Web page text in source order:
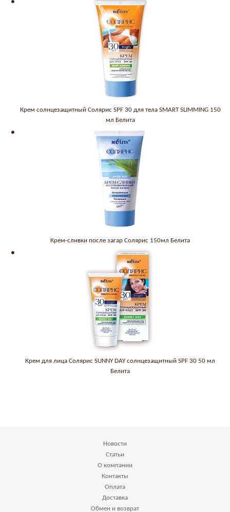
Крем солнцезащитный Солярис SPF 30 для тела SMART SLIMMING 150
мл Белита
Крем-сливки после загар Солярис 150мл Белита
Крем для лица Солярис SUNNY DAY солнцезащитный SPF 30 50 мл
Белита
Новости
Статьи
О компании
Контакты
Оплата
Доставка
Обмен и возврат